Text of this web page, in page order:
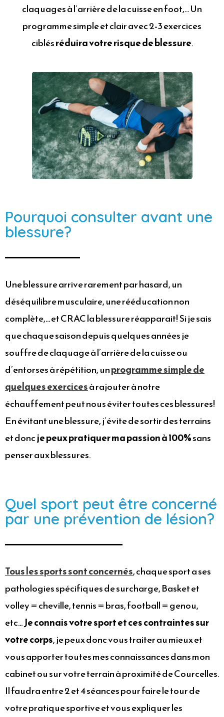
claquages à l’arrière de la cuisse en foot,… Un
programme simple et clair avec 2-3 exercices
ciblésréduira votre risque de blessure.
Pourquoi consulter avant une
blessure?
Une blessure arrive rarement par hasard, un
déséquilibre musculaire, une rééducation non
complète,… et CRAC la blessure réapparait! Si je sais
que chaque saison depuis quelques années je
souffre de claquage à l’arrière de la cuisse ou
d’entorses à répétition, unprogramme simple de
quelques exercicesà rajouter à notre
échauffement peut nous éviter toutes ces blessures!
En évitant une blessure, j’évite de sortir des terrains
et doncje peux pratiquer ma passion à 100%sans
penser aux blessures.
Quel sport peut être concerné
par une prévention de lésion?
Tous les sports sont concernés, chaque sport a ses
pathologies spécifiques de surcharge, Basket et
volley = cheville, tennis = bras, football = genou,
etc…Je connais votre sport et ces contraintes sur
votre corps, je peux donc vous traiter au mieux et
vous apporter toutes mes connaissances dans mon
cabinet ou sur votre terrain à proximité de Courcelles.
Il faudra entre 2 et 4 séances pour faire le tour de
votre pratique sportive et vous expliquer les